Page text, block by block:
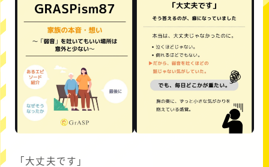
「大丈夫です」